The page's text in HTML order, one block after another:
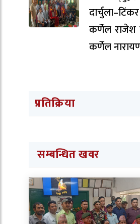
कर्णेल राजेश
कर्णेल
प्रतिक्रिया
सम्बन्धित खवर